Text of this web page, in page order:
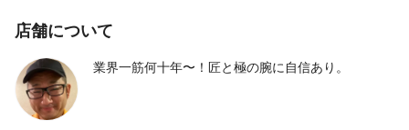
店舗について
業界一筋何十年〜！匠と極の腕に自信あり。